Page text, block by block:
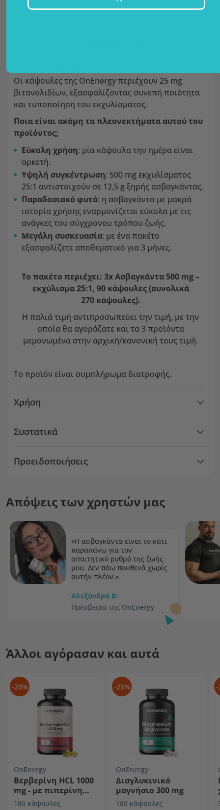
Οι κάψουλες της OnEnergy περιέχουν 25 mg
βιτανολιδίων, εξασφαλίζοντας συνεπή ποιότητα
και τυποποίηση του εκχυλίσματος.
Ποια είναι ακόμη τα πλεονεκτήματα αυτού του
προϊόντος;
Εύκολη χρήση: μία κάψουλα την ημέρα είναι
αρκετή.
Υψηλή συγκέντρωση: 500 mg εκχυλίσματος
25:1 αντιστοιχούν σε 12,5 g ξηρής ασβαγκάντας.
Παραδοσιακό φυτό: η ασβαγκάντα με μακρά
ιστορία χρήσης εναρμονίζεται εύκολα με τις
ανάγκες του σύγχρονου τρόπου ζωής.
Μεγάλη συσκευασία: με ένα πακέτο
εξασφαλίζετε αποθεματικό για 3 μήνες.
Το πακέτο περιέχει: 3x Ασβαγκάντα 500 mg –
εκχύλισμα 25:1, 90 κάψουλες (συνολικά
270 κάψουλες).
Η παλιά τιμή αντιπροσωπεύει την τιμή, με την
οποία θα αγοράζατε και τα 3 προϊόντα
μεμονωμένα στην αρχική/κανονική τους τιμή.
Το προϊόν είναι συμπλήρωμα διατροφής.
Χρήση
Συστατικά
Προειδοποιήσεις
Απόψεις των χρηστών μας
«Η ασβαγκάντα είναι το κάτι
παραπάνω για τον
απαιτητικό ρυθμό της ζωής
μου. Δεν πάω πουθενά χωρίς
αυτήν πλέον.»
Αλεξάνδρα Β.
Πρέσβειρα της OnEnergy
Άλλοι αγόρασαν και αυτά
-20%
OnEnergy
Βερβερίνη HCL 1000
mg - με πιπερίνη
και χρώμιο
180 κάψουλες
-25%
OnEnergy
Δισγλυκινικό
μαγνήσιο 300 mg
180 κάψουλες
-